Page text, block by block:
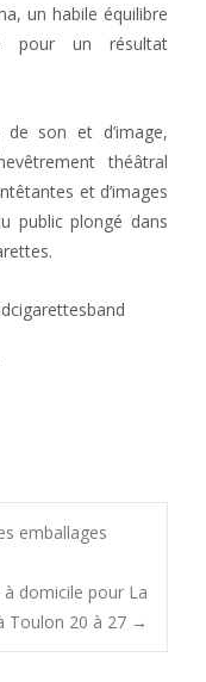
un habile équilibre
pour un résultat
de son et d’image,
théâtral
et d’images
public plongé dans
emballages
domicile pour La
Toulon 20 à 27 →